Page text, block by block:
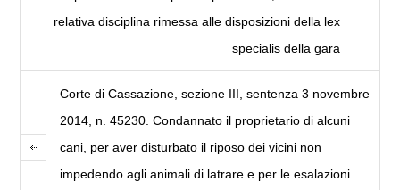
relativa disciplina rimessa alle disposizioni della lex
specialis della gara
Corte di Cassazione, sezione III, sentenza 3 novembre
2014, n. 45230. Condannato il proprietario di alcuni
cani, per aver disturbato il riposo dei vicini non
impedendo agli animali di latrare e per le esalazioni